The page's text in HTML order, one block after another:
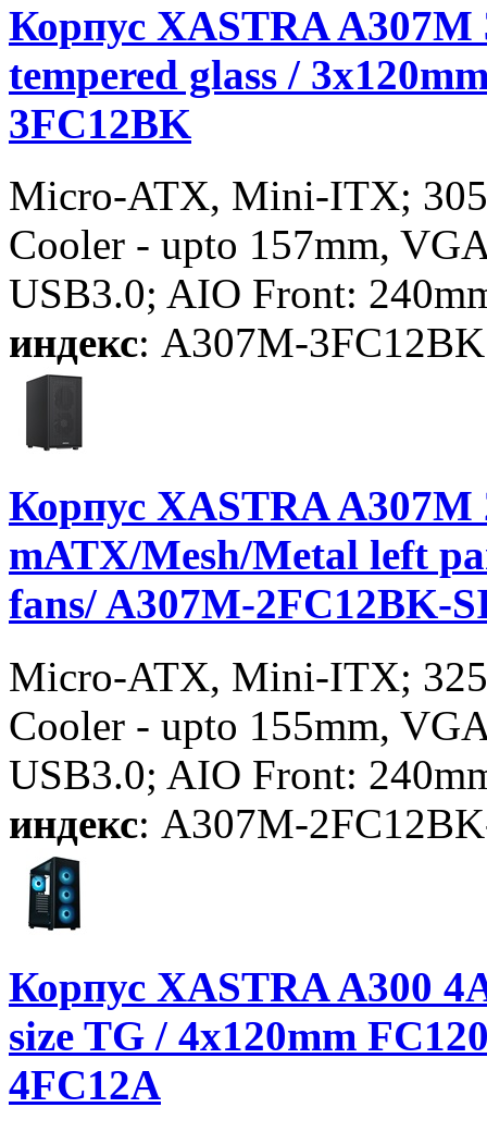
Корпус XASTRA
tempered glass /
3FC12BK
Micro-ATX, Mini-ITX;
Cooler - upto 157mm,
USB3.0; AIO Front:
индекс: A307M-3FC12BK
Корпус XASTRA
mATX/Mesh/Metal left
fans/ A307M-2FC12BK-
Micro-ATX, Mini-ITX;
Cooler - upto 155mm,
USB3.0; AIO Front:
индекс: A307M-
Корпус XASTRA A300
size TG / 4x120mm
4FC12A